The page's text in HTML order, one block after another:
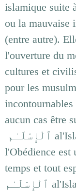
islamique suite
ou la mauvaise
(entre autre).
l'ouverture du
cultures et
pour les
aucun cas être
l'Obédience est
temps et tout
ٱلْإِسْلَـٰم al'Islam l'Obéissance dans